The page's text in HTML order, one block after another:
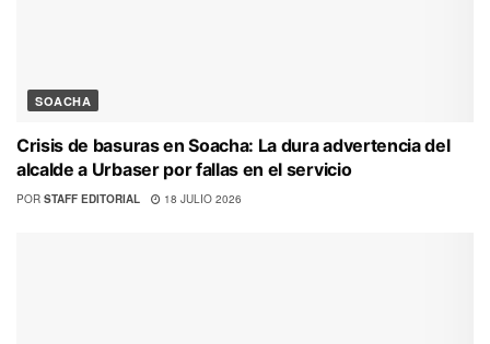
SOACHA
Crisis de basuras en Soacha: La dura advertencia del
alcalde a Urbaser por fallas en el servicio
POR STAFF EDITORIAL 18 JULIO 2026